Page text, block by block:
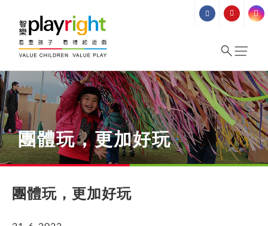
content
團體玩，更加好玩
團體玩，更加好玩